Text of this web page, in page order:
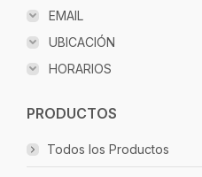
EMAIL
UBICACIÓN
HORARIOS
PRODUCTOS
Todos los Productos